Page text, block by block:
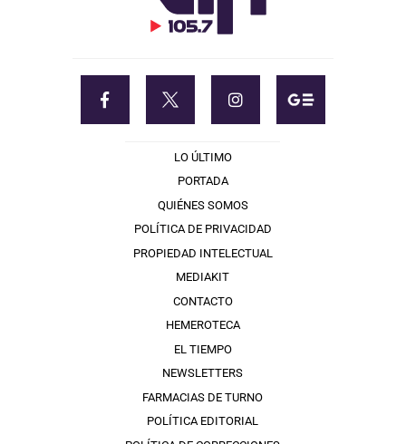
LO ÚLTIMO
PORTADA
QUIÉNES SOMOS
POLÍTICA DE PRIVACIDAD
PROPIEDAD INTELECTUAL
MEDIAKIT
CONTACTO
HEMEROTECA
EL TIEMPO
NEWSLETTERS
FARMACIAS DE TURNO
POLÍTICA EDITORIAL